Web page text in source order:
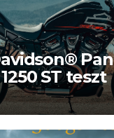
Pan
ST teszt